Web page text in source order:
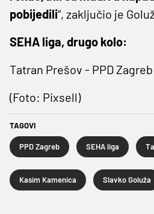
pobijedili“, zaključio je
SEHA liga, drugo kolo:
Tatran Prešov - PPD Zagreb
(Foto: Pixsell)
TAGOVI
PPD Zagreb SEHA liga
Kasim Kamenica Slavko Goluža